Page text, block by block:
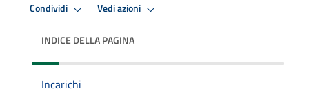
Condividi Vedi azioni
INDICE DELLA PAGINA
Incarichi